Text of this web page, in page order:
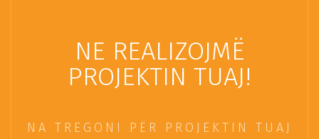
NE REALIZOJMË
PROJEKTIN TUAJ!
NA TREGONI PËR PROJEKTIN TUAJ